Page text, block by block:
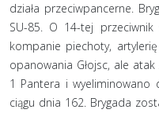
działa przeciwpancerne.
SU-85. O 14-tej
kompanie piechoty,
opanowania Głojsc, ale
1 Pantera i wyeliminowano
ciągu dnia 162. Brygada